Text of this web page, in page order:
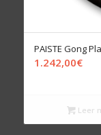
PAISTE Gong
1.242,00€
Leer